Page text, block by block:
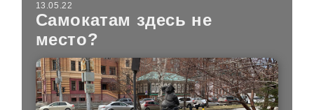
13.05.22
Самокатам здесь не
место?